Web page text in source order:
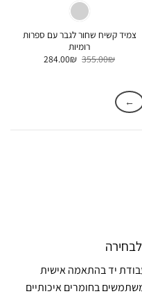
צמיד קשיח שחור לגבר עם ספרות
רומיות
355.00₪ המחיר
המקורי
284.00₪ המחיר
←
יד בהתאמה אישית
בחומרים איכותיים